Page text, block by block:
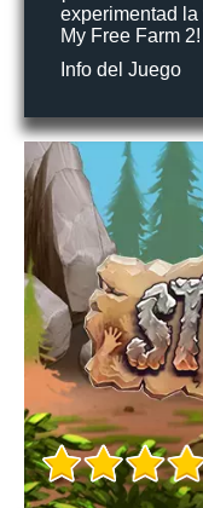
experimentad
My Free Farm
Info del Juego